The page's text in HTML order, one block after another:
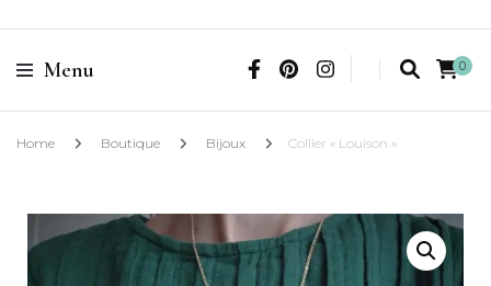
Menu 0
Home Boutique Bijoux Collier « Louison »